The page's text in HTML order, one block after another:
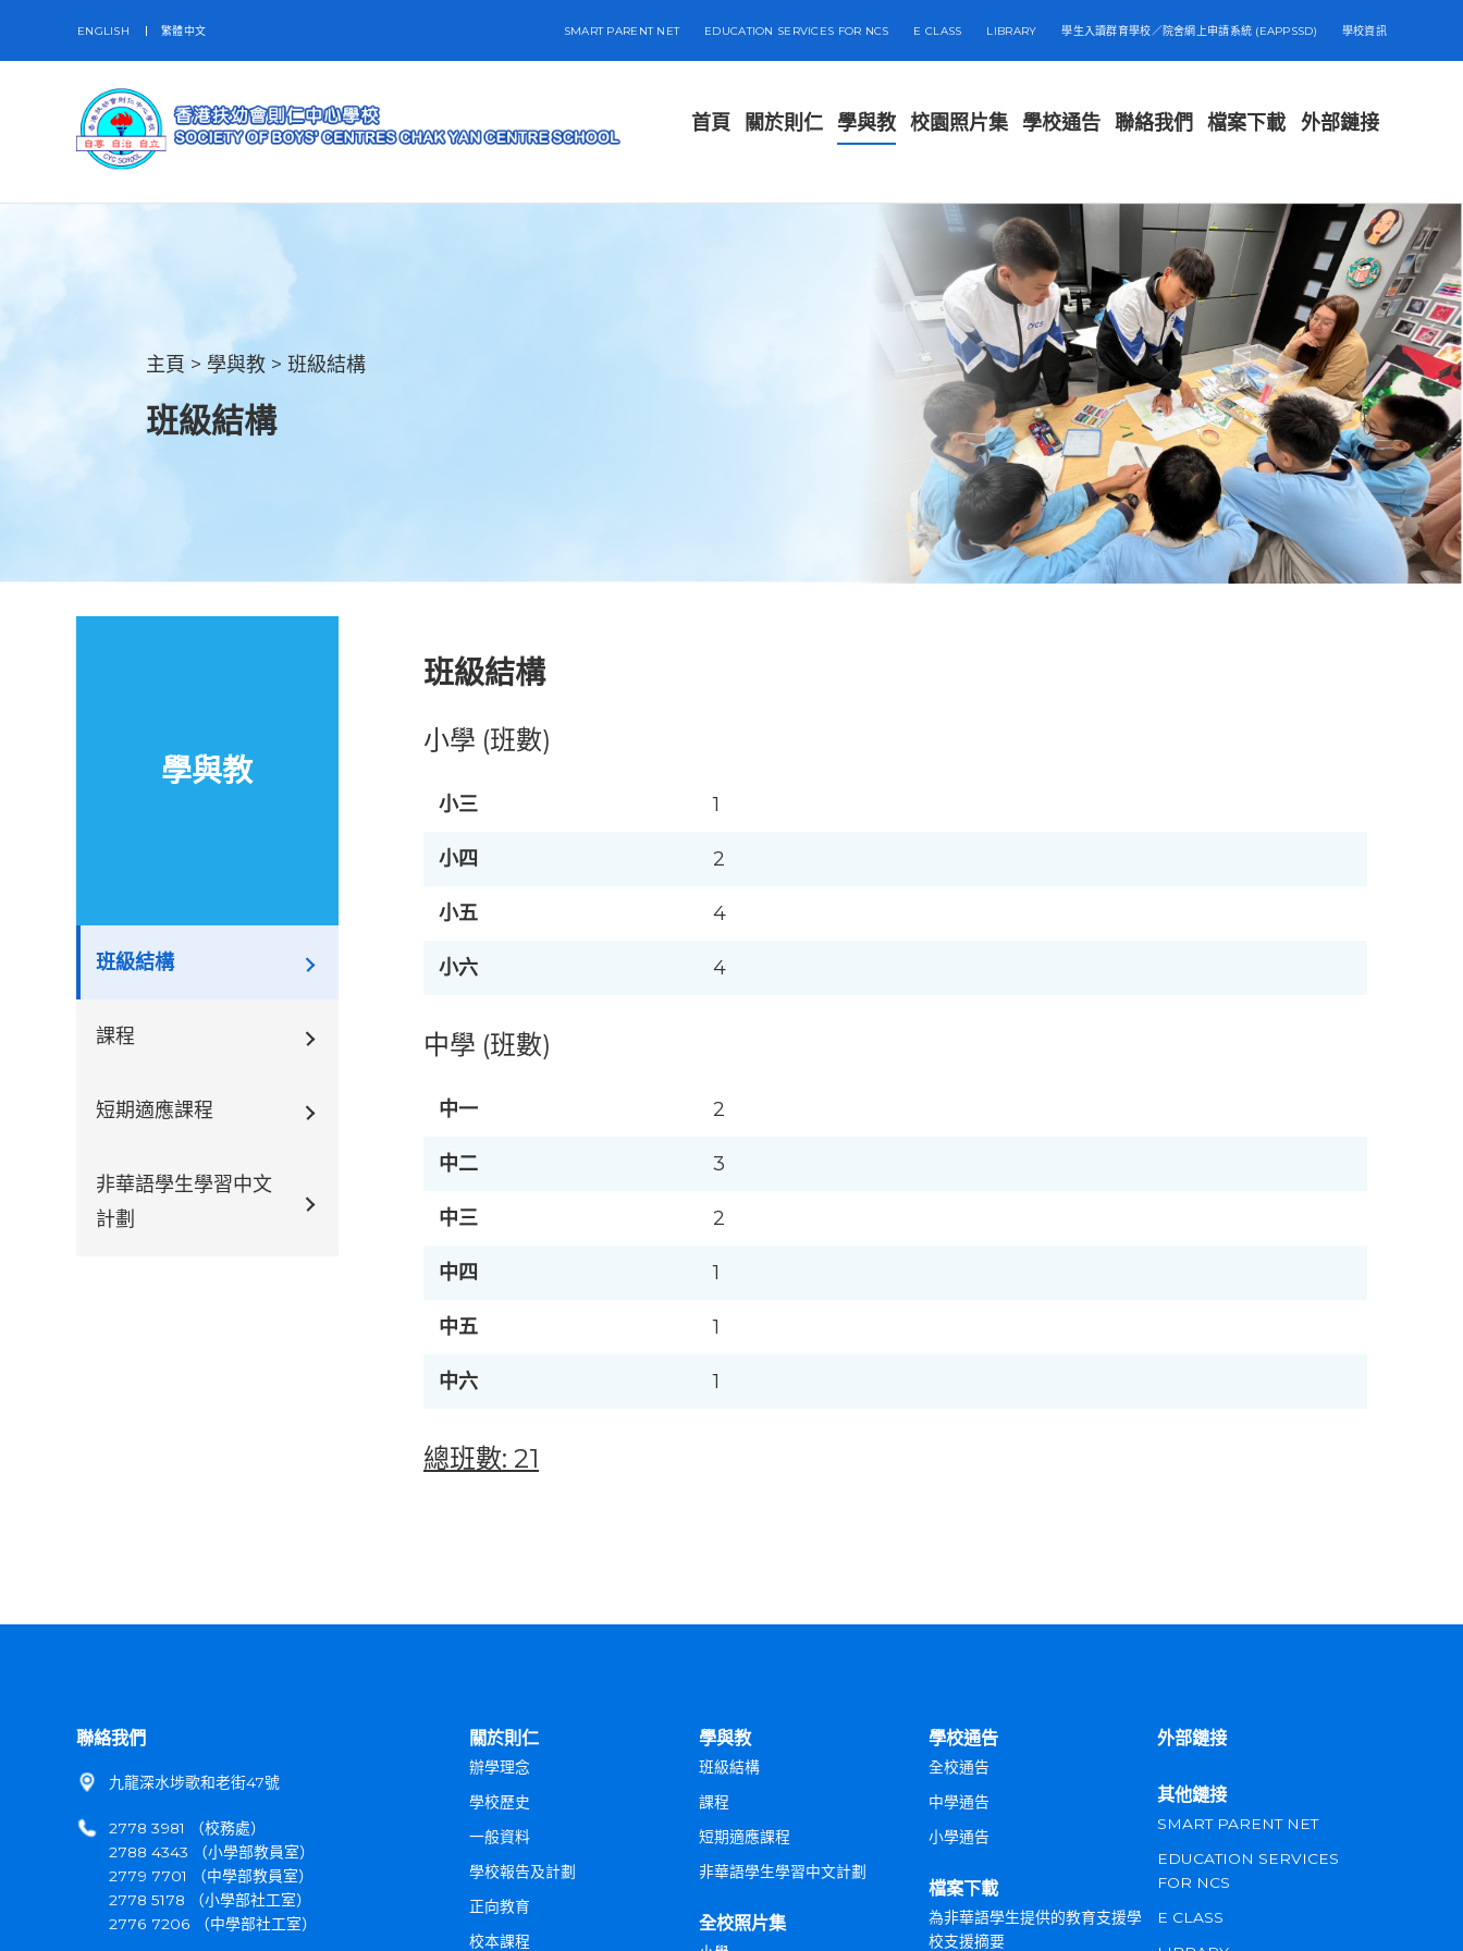
ENGLISH 繁體中文 SMART PARENT NET EDUCATION SERVICES FOR NCS E CLASS LIBRARY 學生入讀群育學校／院舍網上申請系統 (EAPPSSD) 學校資訊
首頁 關於則仁 學與教 校園照片集 學校通告 聯絡我們 檔案下載 外部鏈接
主頁 > 學與教 >班級結構
班級結構
學與教
班級結構
課程
短期適應課程
非華語學生學習中文
計劃
班級結構
小學 (班數)
小三 1
小四 2
小五 4
小六 4
中學 (班數)
中一 2
中二 3
中三 2
中四 1
中五 1
中六 1
總班數: 21
聯絡我們
九龍深水埗歌和老街47號
2778 3981 （校務處）
2788 4343 （小學部教員室）
2779 7701 （中學部教員室）
2778 5178 （小學部社工室）
2776 7206 （中學部社工室）
關於則仁
辦學理念
學校歷史
一般資料
學校報告及計劃
正向教育
校本課程
學與教
班級結構
課程
短期適應課程
非華語學生學習中文計劃
全校照片集
學校通告
全校通告
中學通告
小學通告
檔案下載
為非華語學生提供的教育支援學
校支援摘要
外部鏈接
其他鏈接
SMART PARENT NET
EDUCATION SERVICES
FOR NCS
E CLASS